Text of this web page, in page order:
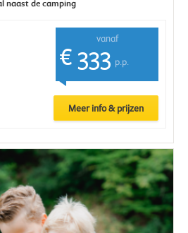
naast de camping
vanaf
€ 333 p.p.
Meer info & prijzen